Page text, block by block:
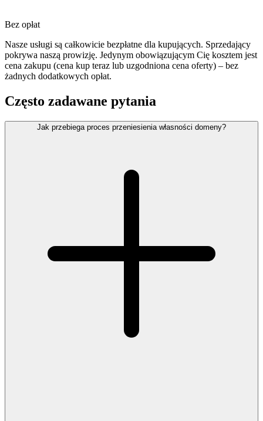
Bez opłat
Nasze usługi są całkowicie bezpłatne dla kupujących. Sprzedający
pokrywa naszą prowizję. Jedynym obowiązującym Cię kosztem jest
cena zakupu (cena kup teraz lub uzgodniona cena oferty) – bez
żadnych dodatkowych opłat.
Często zadawane pytania
Jak przebiega proces przeniesienia własności domeny?